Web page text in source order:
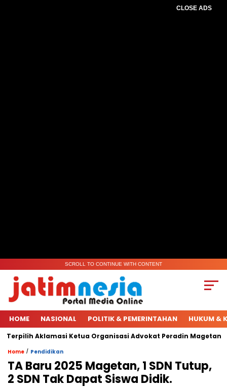
CLOSE ADS
SCROLL TO CONTINUE WITH CONTENT
HOME NASIONAL POLITIK & PEMERINTAHAN HUKUM &
Aklamasi Ketua Organisasi Advokat Peradin Magetan.
Home / Pendidikan
TA Baru 2025 Magetan, 1 SDN Tutup,
2 SDN Tak Dapat Siswa Didik.